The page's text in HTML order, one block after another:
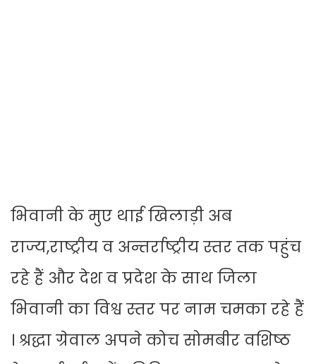
भिवानी के मुए थाई खिलाड़ी अब
राज्य,राष्ट्रीय व अन्तर्राष्ट्रीय स्तर तक पहुंच
रहे हैं और देश व प्रदेश के साथ जिला
भिवानी का विश्व स्तर पर नाम चमका रहे हैं
। श्रद्धा ग्रेवाल अपने कोच सोमबीर वशिष्ठ